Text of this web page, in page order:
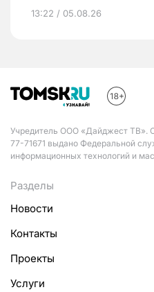
13:22 / 05.08.26
Учредитель ООО «Дайджест
77-71671 выдано Федеральной
информационных технологий и
Разделы
Новости
Контакты
Проекты
Услуги